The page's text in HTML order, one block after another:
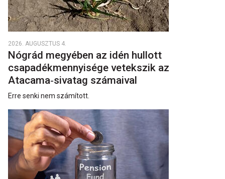
2026. AUGUSZTUS 4.
Nógrád megyében az idén hullott
csapadékmennyisége vetekszik az
Atacama‑sivatag számaival
Erre senki nem számított.